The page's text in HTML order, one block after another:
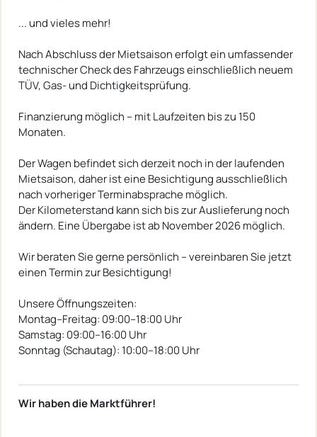
... und vieles mehr!
Nach Abschluss der Mietsaison erfolgt ein umfassender
technischer Check des Fahrzeugs einschließlich neuem
TÜV, Gas- und Dichtigkeitsprüfung.
Finanzierung möglich – mit Laufzeiten bis zu 150
Monaten.
Der Wagen befindet sich derzeit noch in der laufenden
Mietsaison, daher ist eine Besichtigung ausschließlich
nach vorheriger Terminabsprache möglich.
Der Kilometerstand kann sich bis zur Auslieferung noch
ändern. Eine Übergabe ist ab November 2026 möglich.
Wir beraten Sie gerne persönlich – vereinbaren Sie jetzt
einen Termin zur Besichtigung!
Unsere Öffnungszeiten:
Montag–Freitag: 09:00–18:00 Uhr
Samstag: 09:00–16:00 Uhr
Sonntag (Schautag): 10:00–18:00 Uhr
Wir haben die Marktführer!